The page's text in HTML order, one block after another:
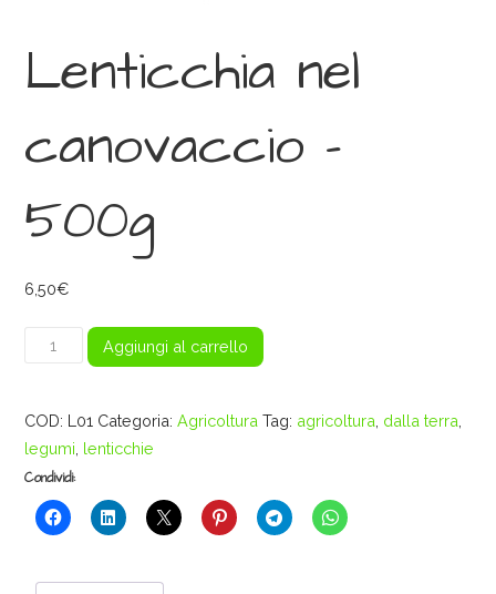
Lenticchia nel
canovaccio –
500g
6,50€
Lenticchia
-
500g
quantità
Aggiungi al carrello
COD: L01 Categoria:Agricoltura Tag: agricoltura dalla terra
legumi lenticchie
Condividi: